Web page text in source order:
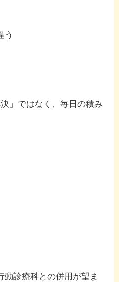
う
」ではなく、毎日の積み
動診療科との併用が望ま